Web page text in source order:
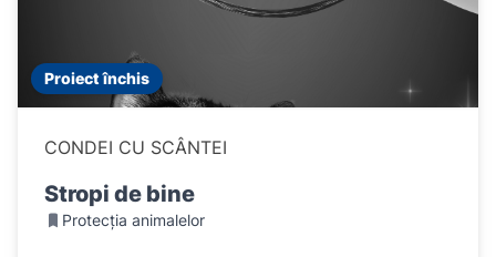
Proiect închis
CONDEI CU SCÂNTEI
Stropi de bine
Protecția animalelor